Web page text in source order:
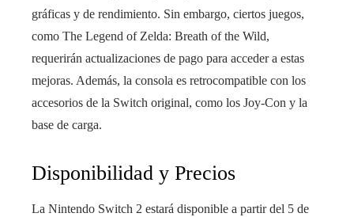
gráficas y de rendimiento. Sin embargo, ciertos juegos,
como The Legend of Zelda: Breath of the Wild,
requerirán actualizaciones de pago para acceder a estas
mejoras. Además, la consola es retrocompatible con los
accesorios de la Switch original, como los Joy-Con y la
base de carga.
Disponibilidad y Precios
La Nintendo Switch 2 estará disponible a partir del 5 de